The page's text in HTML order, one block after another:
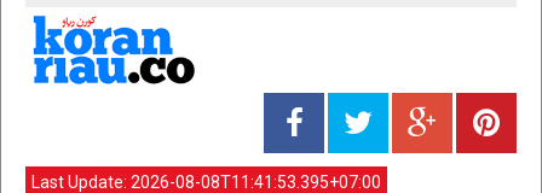
Last Update: 2026-08-08T11:41:53.395+07:00